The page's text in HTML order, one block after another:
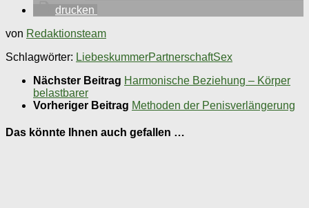
drucken
von Redaktionsteam
Schlagwörter: LiebeskummerPartnerschaftSex
Nächster Beitrag Harmonische Beziehung – Körper
belastbarer
Vorheriger Beitrag Methoden der Penisverlängerung
Das könnte Ihnen auch gefallen …